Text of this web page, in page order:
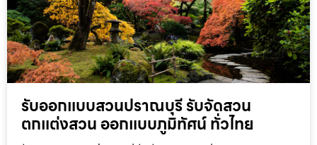
รับออกแบบสวนปราณบุรี รับจัดสวน
ตกแต่งสวน ออกแบบภูมิทัศน์ ทั่วไทย